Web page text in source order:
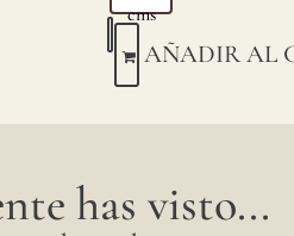
cms
AÑADIR AL
has visto...